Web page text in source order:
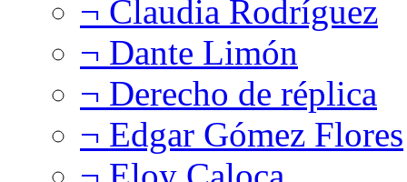
¬ Claudia Rodríguez
¬ Dante Limón
¬ Derecho de réplica
¬ Edgar Gómez Flores